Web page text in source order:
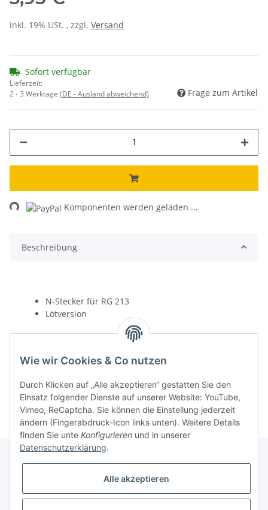
inkl. 19% USt. , zzgl. Versand
Sofort verfügbar
Lieferzeit:
2 - 3 Werktage (DE - Ausland abweichend) Frage zum Artikel
Komponenten werden geladen ...
Beschreibung
N-Stecker für RG 213
Lötversion
Wie wir Cookies & Co nutzen
Durch Klicken auf „Alle akzeptieren“ gestatten Sie den
Einsatz folgender Dienste auf unserer Website: YouTube,
Vimeo, ReCaptcha. Sie können die Einstellung jederzeit
ändern (Fingerabdruck-Icon links unten). Weitere Details
finden Sie unte Konfigurieren und in unserer
Datenschutzerklärung.
Alle akzeptieren